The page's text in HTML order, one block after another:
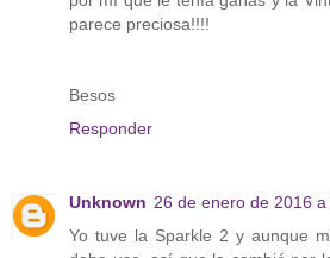
parece preciosa!!!!
Besos
Responder
Unknown 26 de enero de 2016
Yo tuve la Sparkle 2 y aunque